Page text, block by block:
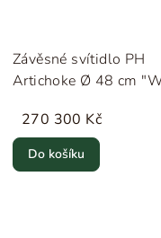
Závěsné svítidlo PH
Artichoke Ø 48 cm
270 300 Kč
Do košíku